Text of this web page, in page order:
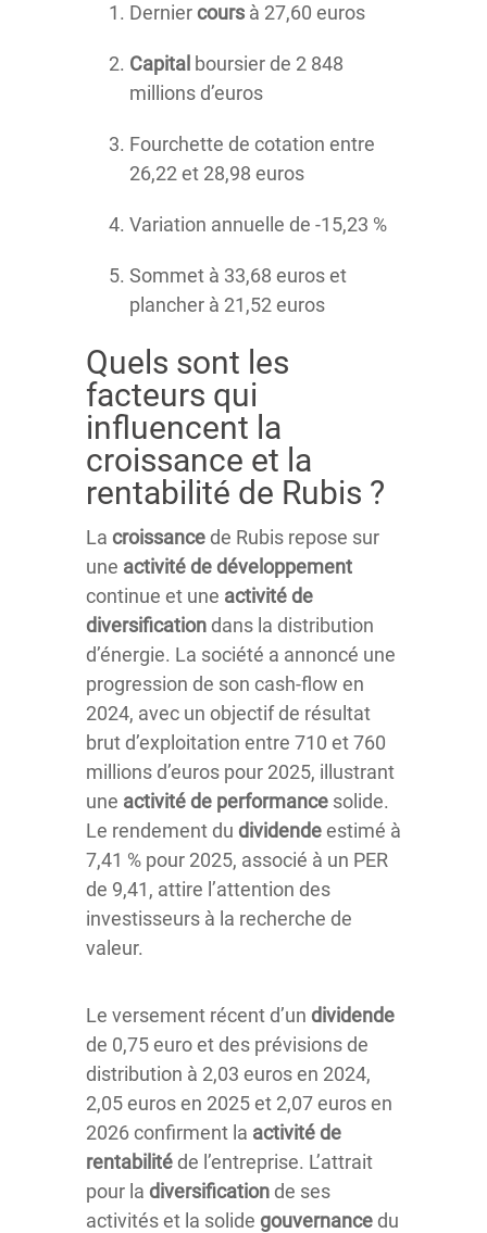
Derniercours à 27,60 euros
Capital boursier de 2 848
millions d’euros
Fourchette de cotation entre
26,22 et 28,98 euros
Variation annuelle de -15,23 %
Sommet à 33,68 euros et
plancher à 21,52 euros
Quels sont les
facteurs qui
influencent la
croissance et la
rentabilité de Rubis ?
La croissance de Rubis repose sur
une activité de développement
continue et une activité de
diversification dans la distribution
d’énergie. La société a annoncé une
progression de son cash-flow en
2024, avec un objectif de résultat
brut d’exploitation entre 710 et 760
millions d’euros pour 2025, illustrant
une activité de performance solide.
Le rendement du dividendeestimé à
7,41 % pour 2025, associé à un PER
de 9,41, attire l’attention des
investisseurs à la recherche de
valeur.
Le versement récent d’un dividende
de 0,75 euro et des prévisions de
distribution à 2,03 euros en 2024,
2,05 euros en 2025 et 2,07 euros en
2026 confirment la activité de
rentabilité de l’entreprise. L’attrait
pour la diversification de ses
activités et la solide gouvernance du